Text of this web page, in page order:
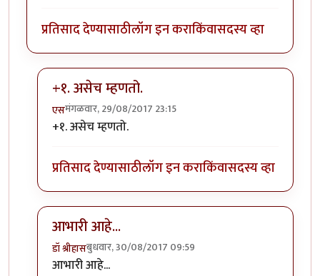
प्रतिसाद देण्यासाठीलॉग इन कराकिंवासदस्य व्हा
+१. असेच म्हणतो.
एसमंगळवार, 29/08/2017 23:15
In reply toउत्तम माहिती
+१. असेच म्हणतो.
प्रतिसाद देण्यासाठीलॉग इन कराकिंवासदस्य व्हा
आभारी आहे...
डॉ श्रीहासबुधवार, 30/08/2017 09:59
In reply toउत्तम माहिती
आभारी आहे...